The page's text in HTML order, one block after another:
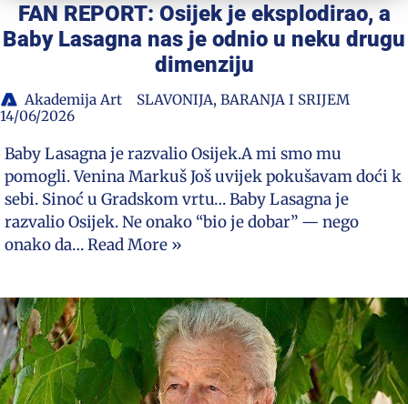
FAN REPORT: Osijek je eksplodirao, a
Baby Lasagna nas je odnio u neku drugu
dimenziju
Akademija Art
SLAVONIJA, BARANJA I SRIJEM
14/06/2026
Baby Lasagna je razvalio Osijek.A mi smo mu
pomogli. Venina Markuš Još uvijek pokušavam doći k
sebi. Sinoć u Gradskom vrtu… Baby Lasagna je
razvalio Osijek. Ne onako “bio je dobar” — nego
onako da…Read More »